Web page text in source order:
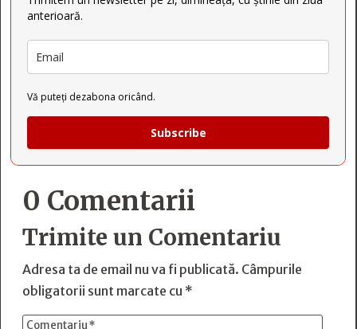
anterioară.
Vă puteți dezabona oricând.
Subscribe
0 Comentarii
Trimite un Comentariu
Adresa ta de email nu va fi publicată. Câmpurile
obligatorii sunt marcate cu *